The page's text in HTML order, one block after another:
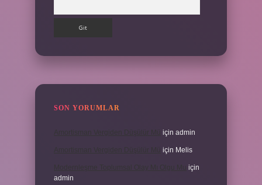
SON YORUMLAR
için admin
için Melis
için
admin